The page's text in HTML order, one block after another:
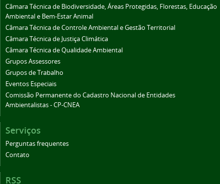
Câmara Técnica de Biodiversidade, Áreas Protegidas, Florestas, Educação
Ambiental e Bem-Estar Animal
Câmara Técnica de Controle Ambiental e Gestão Territorial
Câmara Técnica de Justiça Climática
Câmara Técnica de Qualidade Ambiental
Grupos Assessores
Grupos de Trabalho
Eventos Especiais
Comissão Permanente do Cadastro Nacional de Entidades
Ambientalistas - CP-CNEA
Serviços
Perguntas frequentes
Contato
RSS